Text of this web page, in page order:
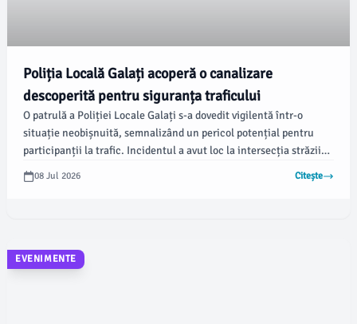
Poliția Locală Galați acoperă o canalizare
descoperită pentru siguranța traficului
O patrulă a Poliției Locale Galați s-a dovedit vigilentă într-o
situație neobișnuită, semnalizând un pericol potențial pentru
participanții la trafic. Incidentul a avut loc la intersecția străzii
Traian cu strada Rizer pe 6 iulie 2026, când agenții au observat o
canalizare neacoperită.
08 Jul 2026 Citește
EVENIMENTE